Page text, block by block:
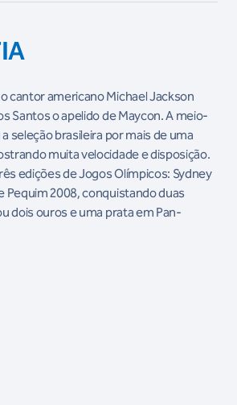
cantor americano Michael Jackson
Santos o apelido de Maycon. A meio-
seleção brasileira por mais de uma
muita velocidade e disposição.
edições de Jogos Olímpicos: Sydney
Pequim 2008, conquistando duas
dois ouros e uma prata em Pan-